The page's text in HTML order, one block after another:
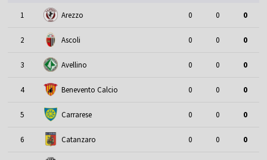
1 Arezzo 0 0 0
2 Ascoli 0 0 0
3 Avellino 0 0 0
4 Benevento Calcio 0 0 0
5 Carrarese 0 0 0
6 Catanzaro 0 0 0